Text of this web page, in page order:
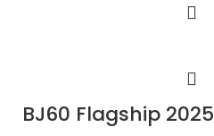
BJ60 Flagship 2025